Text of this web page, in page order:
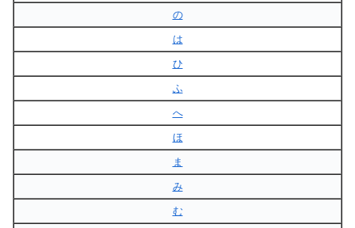
の
は
ひ
ふ
へ
ほ
ま
み
む